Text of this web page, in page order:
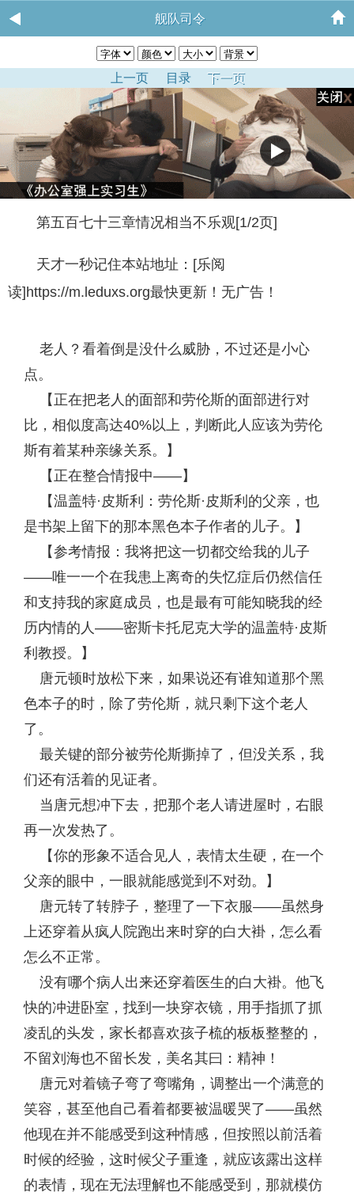
舰队司令
上一页 目录 下一页
第五百七十三章情况相当不乐观[1/2页]
天才一秒记住本站地址：[乐阅
读]https://m.leduxs.org最快更新！无广告！
老人？看着倒是没什么威胁，不过还是小心
点。
【正在把老人的面部和劳伦斯的面部进行对
比，相似度高达40%以上，判断此人应该为劳伦
斯有着某种亲缘关系。】
【正在整合情报中——】
【温盖特·皮斯利：劳伦斯·皮斯利的父亲，也
是书架上留下的那本黑色本子作者的儿子。】
【参考情报：我将把这一切都交给我的儿子
——唯一一个在我患上离奇的失忆症后仍然信任
和支持我的家庭成员，也是最有可能知晓我的经
历内情的人——密斯卡托尼克大学的温盖特·皮斯
利教授。】
唐元顿时放松下来，如果说还有谁知道那个黑
色本子的时，除了劳伦斯，就只剩下这个老人
了。
最关键的部分被劳伦斯撕掉了，但没关系，我
们还有活着的见证者。
当唐元想冲下去，把那个老人请进屋时，右眼
再一次发热了。
【你的形象不适合见人，表情太生硬，在一个
父亲的眼中，一眼就能感觉到不对劲。】
唐元转了转脖子，整理了一下衣服——虽然身
上还穿着从疯人院跑出来时穿的白大褂，怎么看
怎么不正常。
没有哪个病人出来还穿着医生的白大褂。他飞
快的冲进卧室，找到一块穿衣镜，用手指抓了抓
凌乱的头发，家长都喜欢孩子梳的板板整整的，
不留刘海也不留长发，美名其曰：精神！
唐元对着镜子弯了弯嘴角，调整出一个满意的
笑容，甚至他自己看着都要被温暖哭了——虽然
他现在并不能感受到这种情感，但按照以前活着
时候的经验，这时候父子重逢，就应该露出这样
的表情，现在无法理解也不能感受到，那就模仿